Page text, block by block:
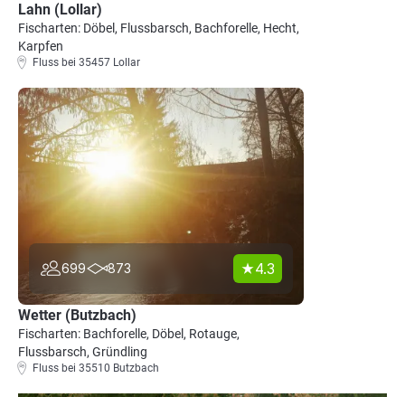
Lahn (Lollar)
Fischarten: Döbel, Flussbarsch, Bachforelle, Hecht,
Karpfen
Fluss bei 35457 Lollar
699 873 4.3
Wetter (Butzbach)
Fischarten: Bachforelle, Döbel, Rotauge,
Flussbarsch, Gründling
Fluss bei 35510 Butzbach